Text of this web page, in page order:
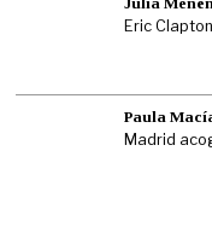
Eric
Paula
Madrid